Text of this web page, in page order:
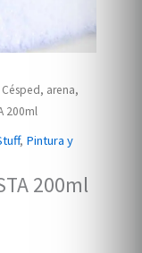
Césped, arena,
200ml
, Pintura y
200ml